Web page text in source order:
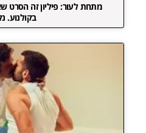
מתחת לעור: פיליון זה הסרט
בקולנוע.